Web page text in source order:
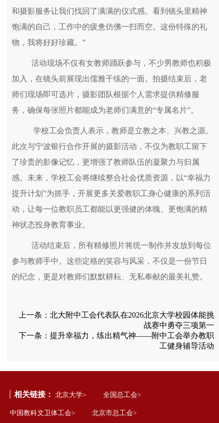
和摄影服务让我们找回了满满的仪式感。看到镜头里精神
饱满的自己，工作中的疲惫仿佛一扫而空。这份特殊的礼
物，我将好好珍藏。”
活动现场不仅有女教师踊跃参与，不少男教师也积极
加入，在镜头前展现出儒雅干练的一面。拍摄结束后，老
师们现场即可选片，摄影团队根据个人需求提供精修服
务，确保每张照片都能成为老师们满意的“专属名片”。
学校工会负责人表示，教师是立教之本、兴教之源。
此次与宁波银行合作开展的摄影活动，不仅为教职工留下
了珍贵的影像记忆，更增强了教师队伍的凝聚力与归属
感。未来，学校工会将继续整合社会优质资源，以“幸福力
提升计划”为抓手，开展更多关爱教职工身心健康的系列活
动，让每一位教职员工都能以更强健的体魄、更饱满的精
神状态投身教育事业。
活动结束后，所有精修照片将统一制作并发放到每位
参与教师手中。这些定格的笑容与风采，不仅是一份节日
的纪念，更是对教师们默默耕耘、无私奉献的最美礼赞。
上一条： 北大附中工会代表队在2026北京大学校园体能挑
战赛中勇夺三项第一
下一条： 提升幸福力，练出精气神——附中工会举办教职
工健身辅导活动
相关链接： 北京大学> 全国总工会>
中国教科文卫体工会> 北京市总工会>